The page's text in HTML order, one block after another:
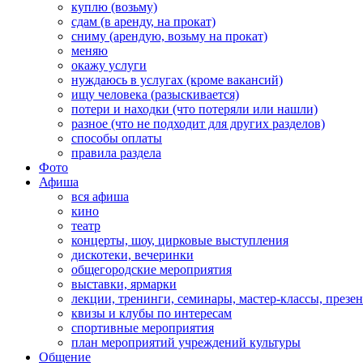
куплю (возьму)
сдам (в аренду, на прокат)
сниму (арендую, возьму на прокат)
меняю
окажу услуги
нуждаюсь в услугах (кроме вакансий)
ищу человека (разыскивается)
потери и находки (что потеряли или нашли)
разное (что не подходит для других разделов)
способы оплаты
правила раздела
Фото
Афиша
вся афиша
кино
театр
концерты, шоу, цирковые выступления
дискотеки, вечеринки
общегородские мероприятия
выставки, ярмарки
лекции, тренинги, семинары, мастер-классы,
квизы и клубы по интересам
спортивные мероприятия
план мероприятий учреждений культуры
Общение